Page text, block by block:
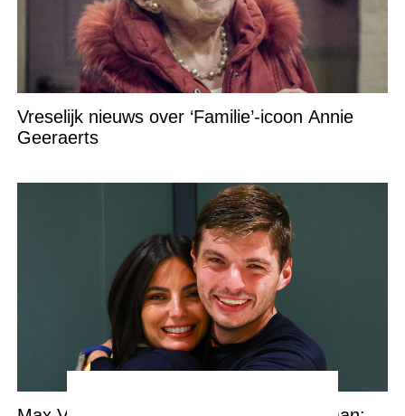
Vreselijk nieuws over ‘Familie’-icoon Annie
Geeraerts